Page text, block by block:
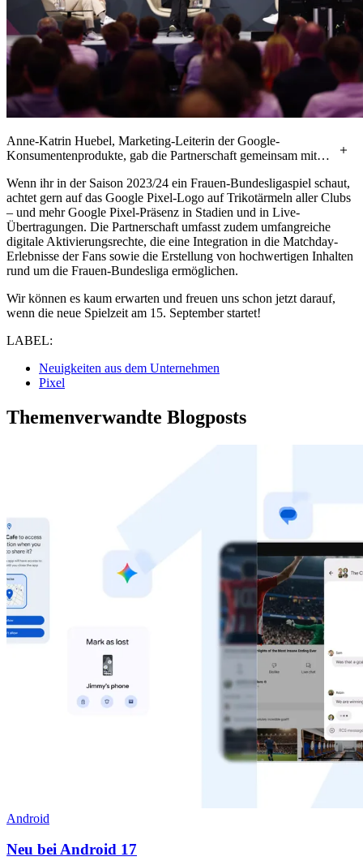
Anne-Katrin Huebel, Marketing-Leiterin der Google-
Konsumentenprodukte, gab die Partnerschaft gemeinsam mit
Rahmen der SPOBIS Conference in Düsseldorf bekannt.
(Foto: SPOBIS / picture alliance)
Wenn ihr in der Saison 2023/24 ein Frauen-Bundesligaspiel schaut,
achtet gern auf das Google Pixel-Logo auf Trikotärmeln aller Clubs
– und mehr Google Pixel-Präsenz in Stadien und in Live-
Übertragungen. Die Partnerschaft umfasst zudem umfangreiche
digitale Aktivierungsrechte, die eine Integration in die Matchday-
Erlebnisse der Fans sowie die Erstellung von hochwertigen Inhalten
rund um die Frauen-Bundesliga ermöglichen.
Wir können es kaum erwarten und freuen uns schon jetzt darauf,
wenn die neue Spielzeit am 15. September startet!
LABEL:
Neuigkeiten aus dem Unternehmen
Pixel
Themenverwandte Blogposts
Android
Neu bei Android 17